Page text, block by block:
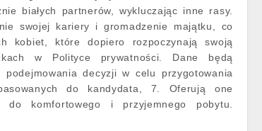
białych partnerów, wykluczając inne rasy.
swojej kariery i gromadzenie majątku, co
kobiet, które dopiero rozpoczynają swoją
w Polityce prywatności. Dane będą
podejmowania decyzji w celu przygotowania
do kandydata, 7. Oferują one
do komfortowego i przyjemnego pobytu.